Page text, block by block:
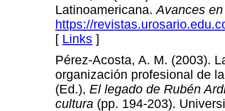
Latinoamericana.Avances
https://
[ Links ]
Pérez-Acosta, A. M. (2003).
organización profesional de
(Ed.), El legado de Rubén
cultura (pp. 194-203).